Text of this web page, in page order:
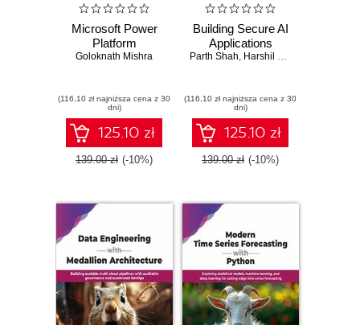
Microsoft Power
Platform
Goloknath Mishra
(116,10 zł najniższa cena z 30
dni)
125.10 zł
139.00 zł (-10%)
Building Secure AI
Applications
Parth Shah, Harshil Shah
(116,10 zł najniższa cena z 30
dni)
125.10 zł
139.00 zł (-10%)